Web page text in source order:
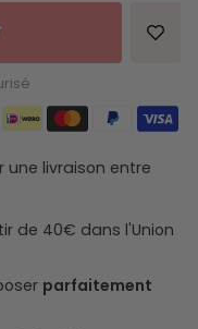
livraison entre
de 40€ dans l'Union
parfaitement